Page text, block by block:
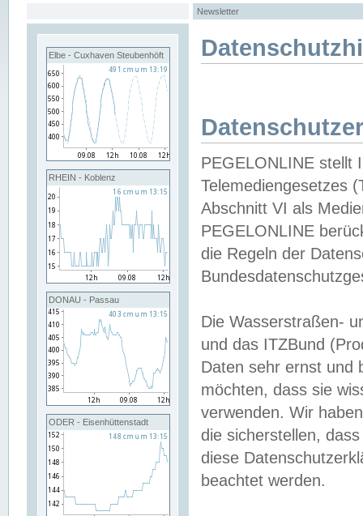
Newsletter
Elbe - Cuxhaven Steubenhöft
RHEIN - Koblenz
DONAU - Passau
ODER - Eisenhüttenstadt
PEGELONLINE stellt
Telemediengesetzes
Abschnitt VI als
PEGELONLINE
die Regeln der
Die Wasserstraßen-
und das ITZBund
Daten sehr ernst und
möchten, dass sie
verwenden. Wir
die sicherstellen,
diese
beachtet werden.